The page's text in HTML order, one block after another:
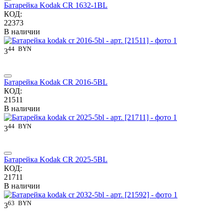
Батарейка Kodak CR 1632-1BL
КОД:
22373
В наличии
344 BYN
Батарейка Kodak CR 2016-5BL
КОД:
21511
В наличии
344 BYN
Батарейка Kodak CR 2025-5BL
КОД:
21711
В наличии
363 BYN